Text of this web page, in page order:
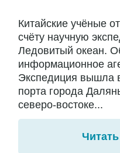
Китайские учёные
счёту научную
Ледовитый океан.
информационное
Экспедиция вышла
порта города
северо-востоке...